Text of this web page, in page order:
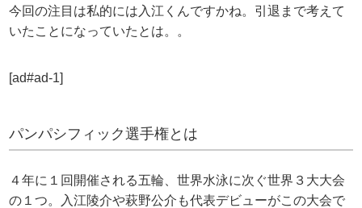
今回の注目は私的には入江くんですかね。引退まで考えて
いたことになっていたとは。。
[ad#ad-1]
パンパシフィック選手権とは
４年に１回開催される五輪、世界水泳に次ぐ世界３大大会
の１つ。入江陵介や萩野公介も代表デビューがこの大会で